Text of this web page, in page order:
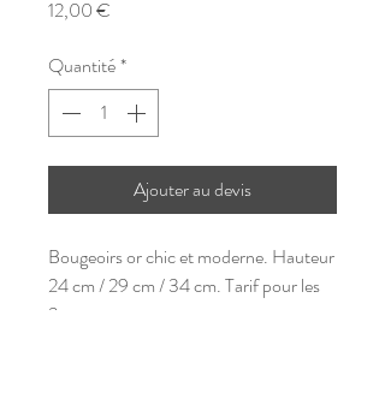
12,00 €
Quantité*
Ajouter au devis
Bougeoirs or chic et moderne. Hauteur
24 cm / 29 cm / 34 cm. Tarif pour les
3.